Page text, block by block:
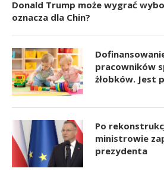
Donald Trump może wygrać
oznacza dla Chin?
pracowników
żłobków. Jest
Po
ministrowie
prezydenta